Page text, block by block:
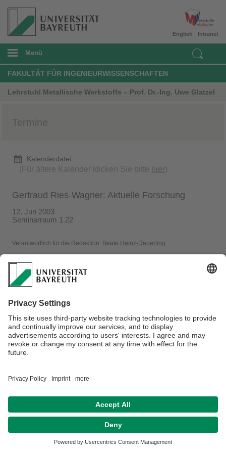
Intranet
English
Menü
FAKULTÄT FÜR INGENIEURWISSENSCHAFTEN
Lehrstuhl Metallische Werkstoffe – Prof. Dr.-Ing. Uwe Glatzel
Termine
Kalenderdatei
(Für ältere Kalender klicken Sie bitte hier)
Gertraud Ries-Wagner: Aktuelle Forschung
12. Jun 2003
Seminarraum 1.22
Verantwortlich für die Redaktion: Beate Heinz-Deuerling
Datenschutzerklärung
Barrierefreiheitserklärung